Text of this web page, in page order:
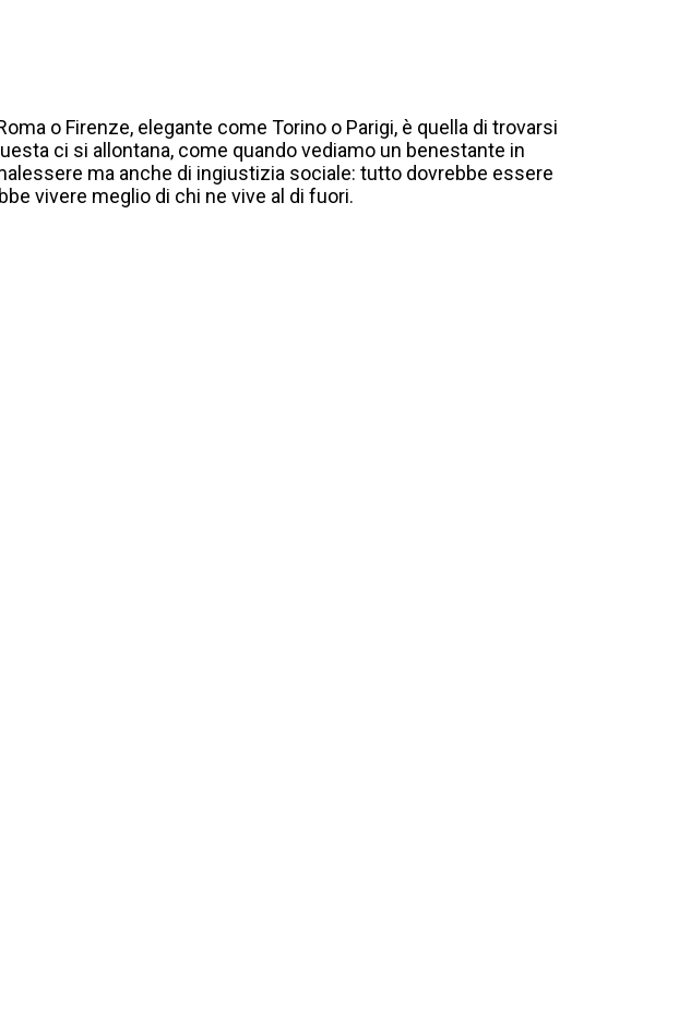
o Firenze, elegante come Torino o Parigi, è quella di trovarsi
ci si allontana, come quando vediamo un benestante in
ma anche di ingiustizia sociale: tutto dovrebbe essere
vivere meglio di chi ne vive al di fuori.